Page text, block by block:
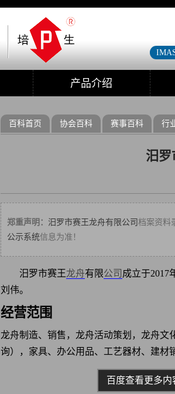
产品介绍
百科首页 协会百科 赛事百科 行
汨罗
郑重声明： 汨罗市赛王龙舟有限公司档案资料
公示系统信息为准！
汨罗市赛王龙舟有限公司 成立于2017
刘伟。
经营范围
龙舟制造、销售，龙舟活动策划，龙舟文
询），家具、办公用品、工艺器材、建材
百度查看更多内